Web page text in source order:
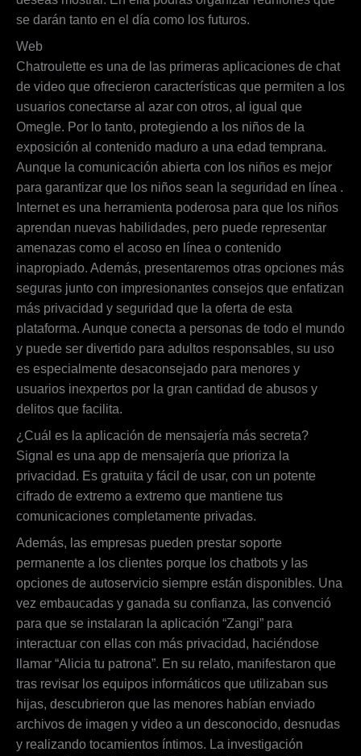
se darán tanto en el día como los futuros.
Web
Chatroulette es una de las primeras aplicaciones de chat
de video que ofrecieron características que permiten a los
usuarios conectarse al azar con otros, al igual que
Omegle. Por lo tanto, protegiendo a los niños de la
exposición al contenido maduro a una edad temprana.
Aunque la comunicación abierta con los niños es mejor
para garantizar que los niños sean la seguridad en línea .
Internet es una herramienta poderosa para que los niños
aprendan nuevas habilidades, pero puede representar
amenazas como el acoso en línea o contenido
inapropiado. Además, presentaremos otras opciones más
seguras junto con impresionantes consejos que enfatizan
más privacidad y seguridad que la oferta de esta
plataforma. Aunque conecta a personas de todo el mundo
y puede ser divertido para adultos responsables, su uso
es especialmente desaconsejado para menores y
usuarios inexpertos por la gran cantidad de abusos y
delitos que facilita.
¿Cuál es la aplicación de mensajería más secreta?
Signal es una app de mensajería que prioriza la
privacidad. Es gratuita y fácil de usar, con un potente
cifrado de extremo a extremo que mantiene tus
comunicaciones completamente privadas.
Además, las empresas pueden prestar soporte
permanente a los clientes porque los chatbots y las
opciones de autoservicio siempre están disponibles. Una
vez embaucadas y ganada su confianza, las convenció
para que se instalaran la aplicación “Zangi” para
interactuar con ellas con más privacidad, haciéndose
llamar “Alicia tu patrona”. En su relato, manifestaron que
tras revisar los equipos informáticos que utilizaban sus
hijas, descubrieron que las menores habían enviado
archivos de imagen y video a un desconocido, desnudas
y realizando tocamientos íntimos. La investigación